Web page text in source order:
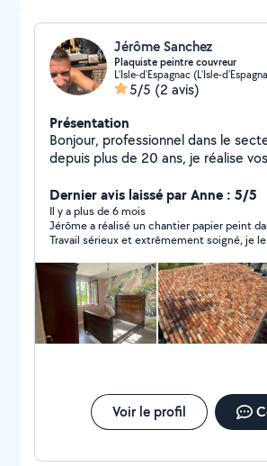
Jérôme Sanchez
Plaquiste peintre couvreur
L'Isle-d'Espagnac (L'Isle-
5/5 (2 avis)
Présentation
Bonjour, professionnel dans le
depuis plus de 20 ans, je réalise
également pour vos travaux de
Intervention rapide et soignée.
Dernier avis laissé par Anne : 5/5
Il y a plus de 6 mois
Jérôme a réalisé un chantier papier peint
Travail sérieux et extrêmement soigné, je
Voir le profil